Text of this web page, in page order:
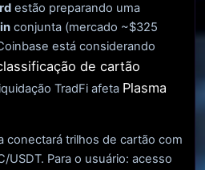
estão preparando uma
conjunta (mercado ~$325
está considerando
de cartão
TradFi afeta Plasma
conectará trilhos de cartão com
USDT. Para o usuário: acesso